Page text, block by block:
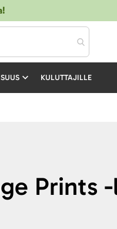
KULUTTAJILLE
Prints -